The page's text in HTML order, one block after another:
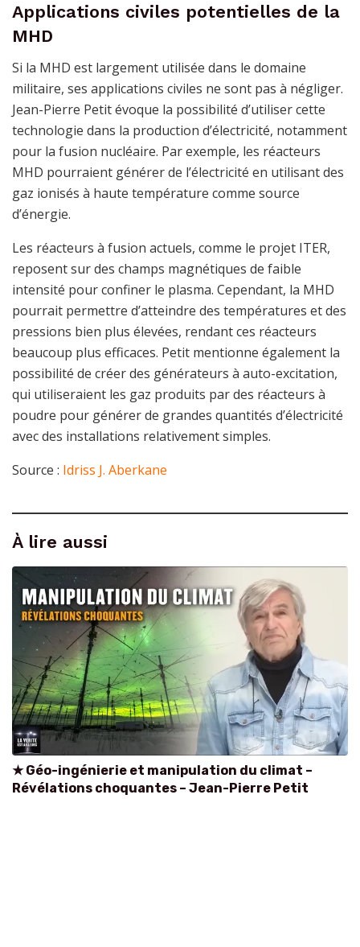
Applications civiles potentielles de la
MHD
Si la MHD est largement utilisée dans le domaine
militaire, ses applications civiles ne sont pas à négliger.
Jean-Pierre Petit évoque la possibilité d’utiliser cette
technologie dans la production d’électricité, notamment
pour la fusion nucléaire. Par exemple, les réacteurs
MHD pourraient générer de l’électricité en utilisant des
gaz ionisés à haute température comme source
d’énergie.
Les réacteurs à fusion actuels, comme le projet ITER,
reposent sur des champs magnétiques de faible
intensité pour confiner le plasma. Cependant, la MHD
pourrait permettre d’atteindre des températures et des
pressions bien plus élevées, rendant ces réacteurs
beaucoup plus efficaces. Petit mentionne également la
possibilité de créer des générateurs à auto-excitation,
qui utiliseraient les gaz produits par des réacteurs à
poudre pour générer de grandes quantités d’électricité
avec des installations relativement simples.
Source : Idriss J. Aberkane
À lire aussi
★ Géo-ingénierie et manipulation du climat –
Révélations choquantes – Jean-Pierre Petit